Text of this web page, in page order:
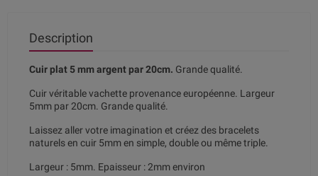
Description
Cuir plat 5 mm argent par 20cm. Grande qualité.
Cuir véritable vachette provenance européenne. Largeur
5mm par 20cm. Grande qualité.
Laissez aller votre imagination et créez des bracelets
naturels en cuir 5mm en simple, double ou même triple.
Largeur : 5mm. Epaisseur : 2mm environ